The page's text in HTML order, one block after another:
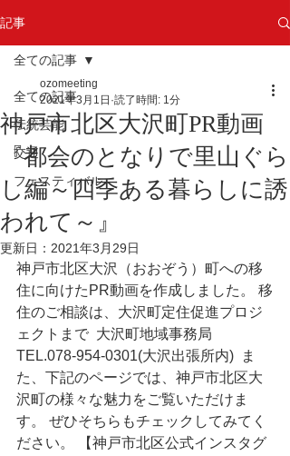
記事
全ての記事
伝統芸能
交通
フェスティバル
全ての記事
神戸市北区大沢町PR動画
『都会のとなりで里山ぐら
し編～四季ある暮らしに誘
われて～』
ozomeeting
2021年3月1日 読了時間: 1分
更新日： 2021年3月29日
神戸市北区大沢（おおぞう）町への移
住に向けたPR動画を作成しました。 移
住のご相談は、大沢町定住促進プロジ
ェクトまで  大沢町地域事務局
TEL.078-954-0301(大沢出張所内)  ま
た、下記のページでは、神戸市北区大
沢町の様々な魅力をご覧いただけま
す。 ぜひそちらもチェックしてみてく
ださい。 【神戸市北区公式インスタグ